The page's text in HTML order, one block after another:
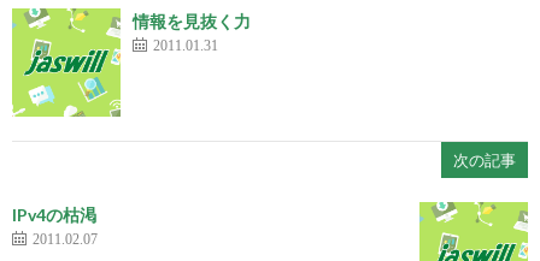
情報を見抜く力
2011.01.31
次の記事
IPv4の枯渇
2011.02.07